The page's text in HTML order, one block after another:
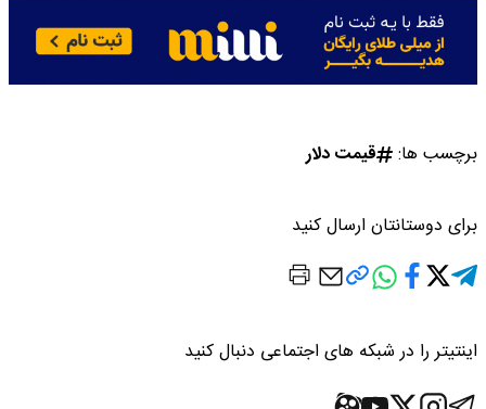
برچسب ها: قیمت دلار
برای دوستانتان ارسال کنید
اینتیتر را در شبکه های اجتماعی دنبال کنید